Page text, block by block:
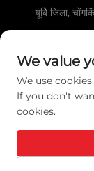
यूबेि जिला,
[email
We value
We use
If you don't
cookies.